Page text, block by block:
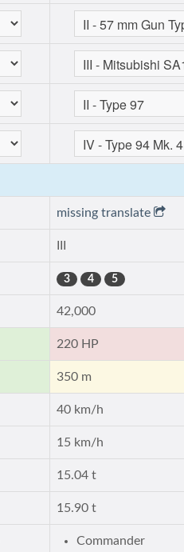
missing translate
3 4 5
42,000
220 HP
350 m
40 km/h
15 km/h
15.04 t
15.90 t
Commander